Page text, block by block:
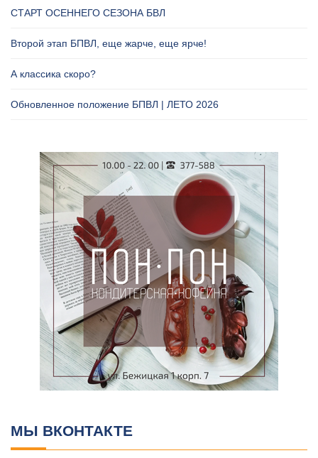
СТАРТ ОСЕННЕГО СЕЗОНА БВЛ
Второй этап БПВЛ, еще жарче, еще ярче!
А классика скоро?
Обновленное положение БПВЛ | ЛЕТО 2026
МЫ ВКОНТАКТЕ